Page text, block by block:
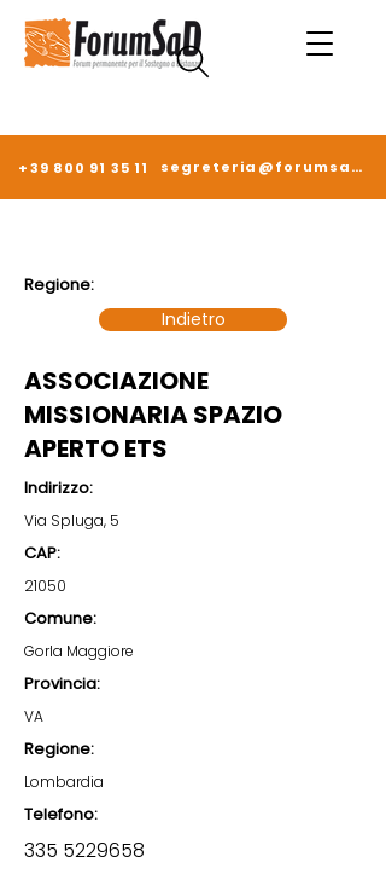
+39 800 91 35 11 segreteria@forumsad.it
Regione:
Indietro
ASSOCIAZIONE
MISSIONARIA SPAZIO
APERTO ETS
Indirizzo:
Via Spluga, 5
CAP:
21050
Comune:
Gorla Maggiore
Provincia:
VA
Regione:
Lombardia
Telefono:
335 5229658